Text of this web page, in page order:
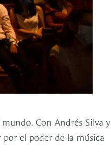
Con Andrés Silva y
el poder de la música